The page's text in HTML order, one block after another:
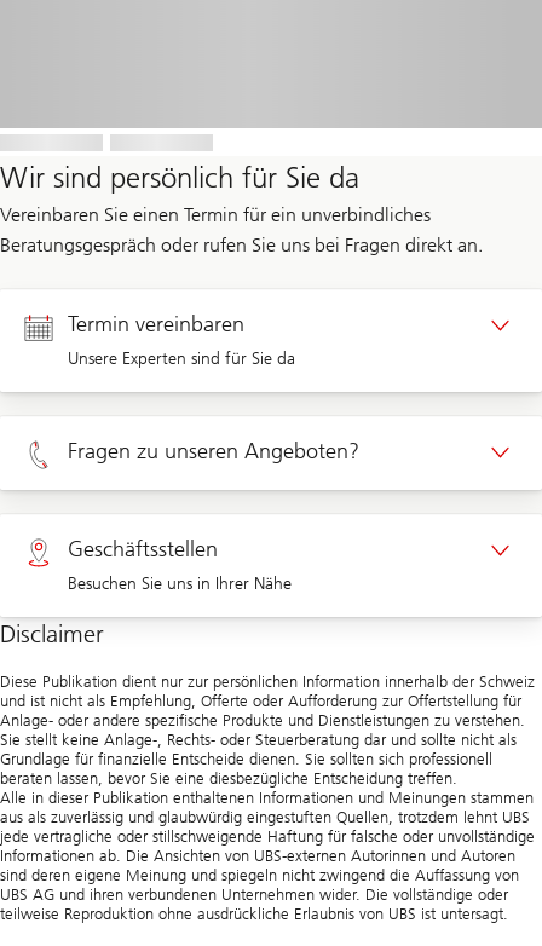
Wir sind persönlich für Sie da
Vereinbaren Sie einen Termin für ein unverbindliches
Beratungsgespräch oder rufen Sie uns bei Fragen direkt an.
Termin vereinbaren
Unsere Experten sind für Sie da
Termin Privatkunden
Fragen zu unseren Angeboten?
Privatkunden 0800 002 557
Geschäftsstellen
Besuchen Sie uns in Ihrer Nähe
Geschäftsstellen
Disclaimer
Diese Publikation dient nur zur persönlichen Information innerhalb der Schweiz
und ist nicht als Empfehlung, Offerte oder Aufforderung zur Offertstellung für
Anlage- oder andere spezifische Produkte und Dienstleistungen zu verstehen.
Sie stellt keine Anlage-, Rechts- oder Steuerberatung dar und sollte nicht als
Grundlage für finanzielle Entscheide dienen. Sie sollten sich professionell
beraten lassen, bevor Sie eine diesbezügliche Entscheidung treffen.
Alle in dieser Publikation enthaltenen Informationen und Meinungen stammen
aus als zuverlässig und glaubwürdig eingestuften Quellen, trotzdem lehnt UBS
jede vertragliche oder stillschweigende Haftung für falsche oder unvollständige
Informationen ab. Die Ansichten von UBS-externen Autorinnen und Autoren
sind deren eigene Meinung und spiegeln nicht zwingend die Auffassung von
UBS AG und ihren verbundenen Unternehmen wider. Die vollständige oder
teilweise Reproduktion ohne ausdrückliche Erlaubnis von UBS ist untersagt.